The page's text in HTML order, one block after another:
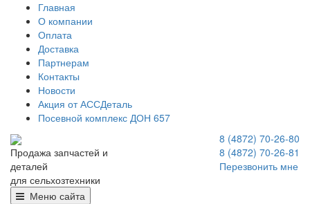
Главная
О компании
Оплата
Доставка
Партнерам
Контакты
Новости
Акция от АССДеталь
Посевной комплекс ДОН 657
Продажа запчастей и
деталей
для сельхозтехники
8 (4872) 70-26-80
8 (4872) 70-26-81
Перезвонить мне
Меню сайта